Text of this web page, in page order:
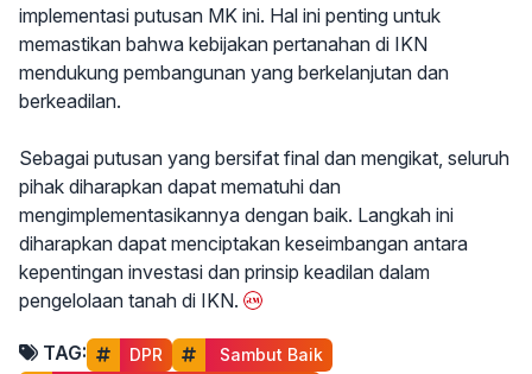
implementasi putusan MK ini. Hal ini penting untuk
memastikan bahwa kebijakan pertanahan di IKN
mendukung pembangunan yang berkelanjutan dan
berkeadilan.
Sebagai putusan yang bersifat final dan mengikat, seluruh
pihak diharapkan dapat mematuhi dan
mengimplementasikannya dengan baik. Langkah ini
diharapkan dapat menciptakan keseimbangan antara
kepentingan investasi dan prinsip keadilan dalam
pengelolaan tanah di IKN.
TAG: DPR
Sambut Baik